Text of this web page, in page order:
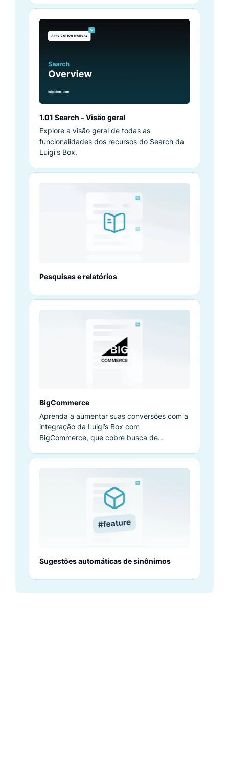
1.01 Search – Visão geral
Explore a visão geral de todas as
funcionalidades dos recursos do Search da
Luigi's Box.
Pesquisas e relatórios
BigCommerce
Aprenda a aumentar suas conversões com a
integração da Luigi’s Box com
BigCommerce, que cobre busca de
commerce.
Sugestões automáticas de sinônimos